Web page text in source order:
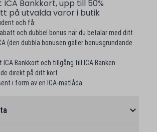
Bankkort, upp till 50%
på utvalda varor i butik
och få:
och dubbel bonus när du betalar med ditt
(den dubbla bonusen gäller bonusgrundande
Bankkort och tillgång till ICA Banken
direkt på ditt kort
i form av en ICA-matlåda